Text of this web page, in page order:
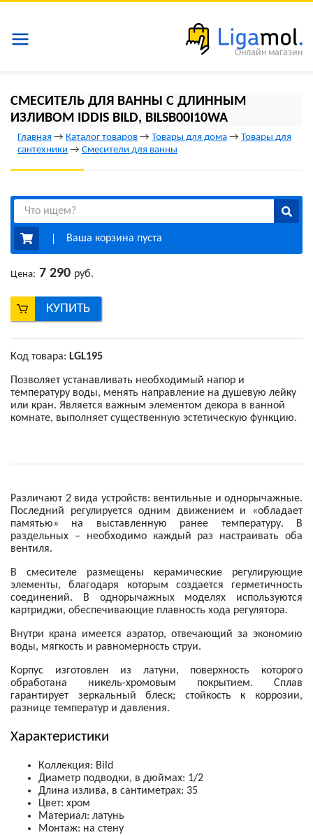
СМЕСИТЕЛЬ ДЛЯ ВАННЫ С ДЛИННЫМ
ИЗЛИВОМ IDDIS BILD, BILSB00I10WA
Главная → Каталог товаров → Товары для дома → Товары для
сантехники → Смесители для ванны
Ваша корзина пуста
Цена: 7 290 руб.
КУПИТЬ
Код товара: LGL195
Позволяет устанавливать необходимый напор и
температуру воды, менять направление на душевую лейку
или кран. Является важным элементом декора в ванной
комнате, выполняет существенную эстетическую функцию.
Различают 2 вида устройств: вентильные и однорычажные.
Последний регулируется одним движением и «обладает
памятью» на выставленную ранее температуру. В
раздельных – необходимо каждый раз настраивать оба
вентиля.
В смесителе размещены керамические регулирующие
элементы, благодаря которым создается герметичность
соединений. В однорычажных моделях используются
картриджи, обеспечивающие плавность хода регулятора.
Внутри крана имеется аэратор, отвечающий за экономию
воды, мягкость и равномерность струи.
Корпус изготовлен из латуни, поверхность которого
обработана никель-хромовым покрытием. Сплав
гарантирует зеркальный блеск; стойкость к коррозии,
разнице температур и давления.
Характеристики
Коллекция: Bild
Диаметр подводки, в дюймах: 1/2
Длина излива, в сантиметрах: 35
Цвет: хром
Материал: латунь
Монтаж: на стену
Онлайн магазин